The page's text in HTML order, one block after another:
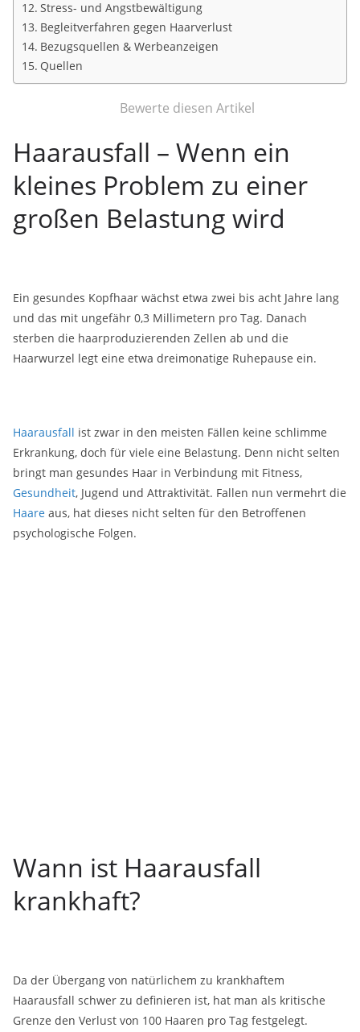
Stress- und Angstbewältigung
Begleitverfahren gegen Haarverlust
Bezugsquellen & Werbeanzeigen
Quellen
Bewerte diesen Artikel
Haarausfall – Wenn ein
kleines Problem zu einer
großen Belastung wird
Ein gesundes Kopfhaar wächst etwa zwei bis acht Jahre lang
und das mit ungefähr 0,3 Millimetern pro Tag. Danach
sterben die haarproduzierenden Zellen ab und die
Haarwurzel legt eine etwa dreimonatige Ruhepause ein.
Haarausfall ist zwar in den meisten Fällen keine schlimme
Erkrankung, doch für viele eine Belastung. Denn nicht selten
bringt man gesundes Haar in Verbindung mit Fitness,
Gesundheit, Jugend und Attraktivität. Fallen nun vermehrt die
Haare aus, hat dieses nicht selten für den Betroffenen
psychologische Folgen.
Wann ist Haarausfall
krankhaft?
Da der Übergang von natürlichem zu krankhaftem
Haarausfall schwer zu definieren ist, hat man als kritische
Grenze den Verlust von 100 Haaren pro Tag festgelegt.